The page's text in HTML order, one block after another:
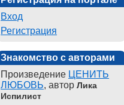
Вход
Регистрация
Знакомство с авторами
Произведение ЦЕНИТЬ
ЛЮБОВЬ, автор Лика
Испилист